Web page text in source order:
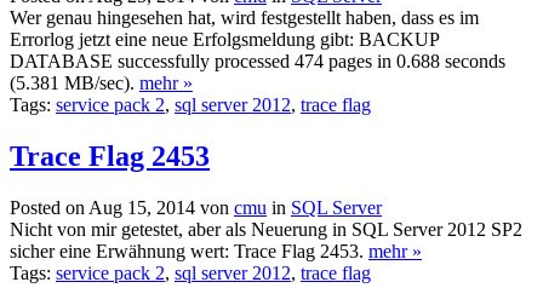
Wer genau hingesehen hat, wird festgestellt haben, dass es im
Errorlog jetzt eine neue Erfolgsmeldung gibt: BACKUP
DATABASE successfully processed 474 pages in 0.688 seconds
(5.381 MB/sec). mehr »
Tags: service pack 2, sql server 2012, trace flag
Trace Flag 2453
Posted on Aug 15, 2014 von cmu in SQL Server
Nicht von mir getestet, aber als Neuerung in SQL Server 2012 SP2
sicher eine Erwähnung wert: Trace Flag 2453. mehr »
Tags: service pack 2, sql server 2012, trace flag